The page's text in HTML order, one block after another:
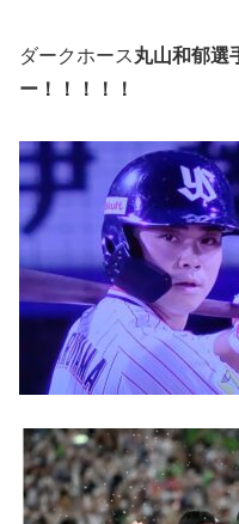
ダークホース丸山和郁選
ー！！！！！